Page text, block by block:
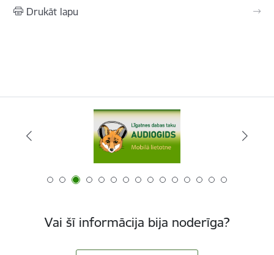
Drukāt lapu
Vai šī informācija bija noderīga?